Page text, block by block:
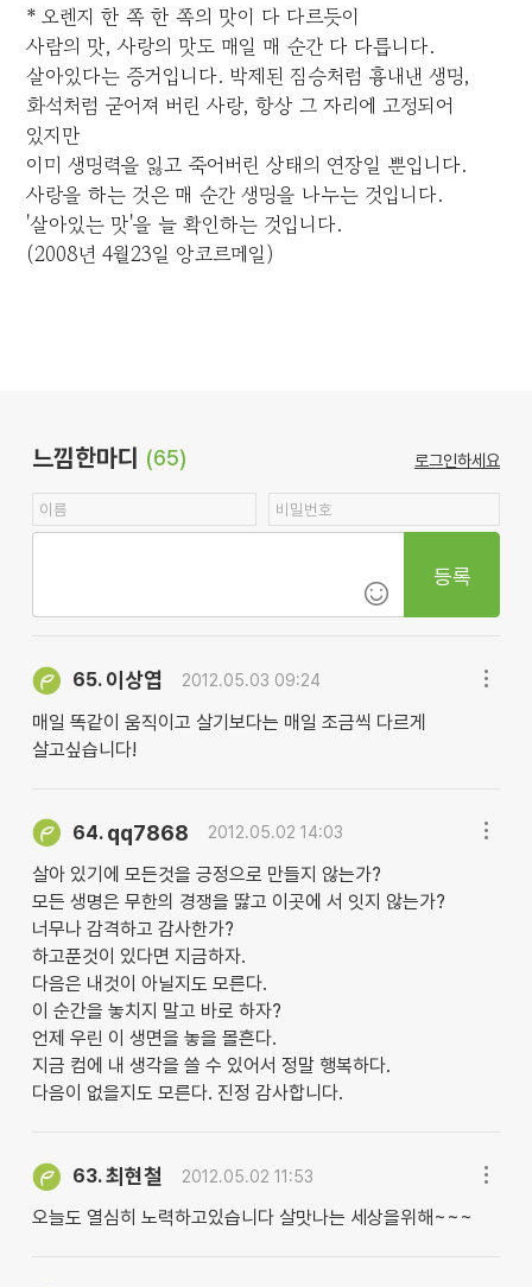
* 오렌지 한 쪽 한 쪽의 맛이 다 다르듯이
사람의 맛, 사랑의 맛도 매일 매 순간 다 다릅니다.
살아있다는 증거입니다. 박제된 짐승처럼 흉내낸 생명,
화석처럼 굳어져 버린 사랑, 항상 그 자리에 고정되어
있지만
이미 생명력을 잃고 죽어버린 상태의 연장일 뿐입니다.
사랑을 하는 것은 매 순간 생명을 나누는 것입니다.
'살아있는 맛'을 늘 확인하는 것입니다.
(2008년 4월23일 앙코르메일)
느낌한마디 (65) 로그인하세요
등록
65. 이상엽 2012.05.03 09:24
매일 똑같이 움직이고 살기보다는 매일 조금씩 다르게
살고싶습니다!
64. qq7868 2012.05.02 14:03
살아 있기에 모든것을 긍정으로 만들지 않는가?
모든 생명은 무한의 경쟁을 딿고 이곳에 서 잇지 않는가?
너무나 감격하고 감사한가?
하고푼것이 있다면 지금하자.
다음은 내것이 아닐지도 모른다.
이 순간을 놓치지 말고 바로 하자?
언제 우린 이 생면을 놓을 몰흔다.
지금 컴에 내 생각을 쓸 수 있어서 정말 행복하다.
다음이 없을지도 모른다. 진정 감사합니다.
63.최현철 2012.05.02 11:53
오늘도 열심히 노력하고있습니다 살맛나는 세상을위해~~~